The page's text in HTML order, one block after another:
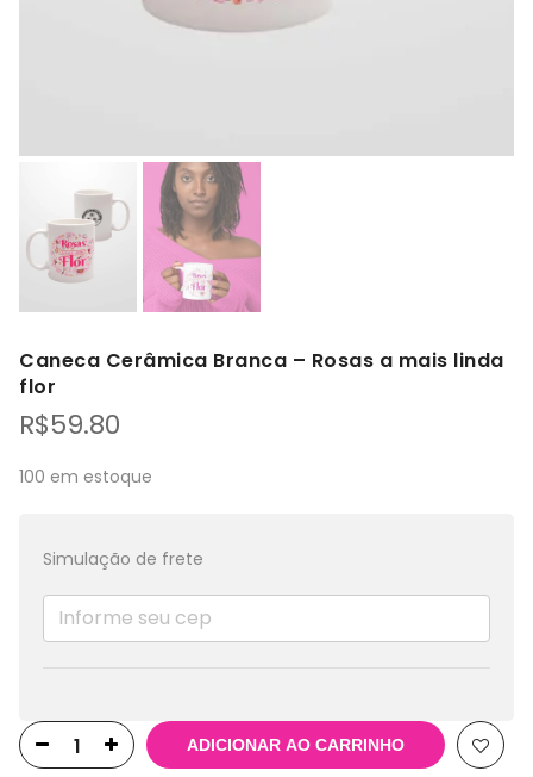
Caneca Cerâmica Branca – Rosas a mais linda
flor
R$59.80
100 em estoque
Simulação de frete
ADICIONAR AO CARRINHO